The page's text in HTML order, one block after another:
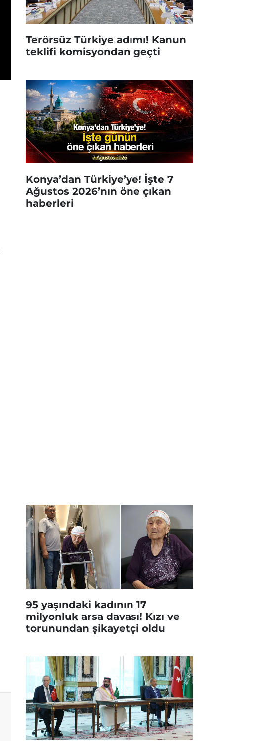
Terörsüz Türkiye adımı! Kanun
teklifi komisyondan geçti
Konya’dan Türkiye’ye! İşte 7
Ağustos 2026’nın öne çıkan
haberleri
95 yaşındaki kadının 17
milyonluk arsa davası! Kızı ve
torunundan şikayetçi oldu